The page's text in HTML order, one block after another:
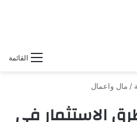
القائمة
/ مال واعمال
الاستثمار في